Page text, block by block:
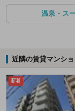
温泉・ス
近隣の賃貸マンシ
新着